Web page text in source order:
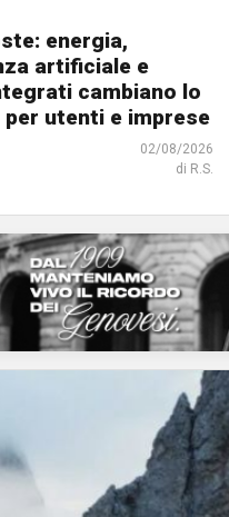
energia,
artificiale e
cambiano lo
utenti e imprese
02/08/2026
di R.S.